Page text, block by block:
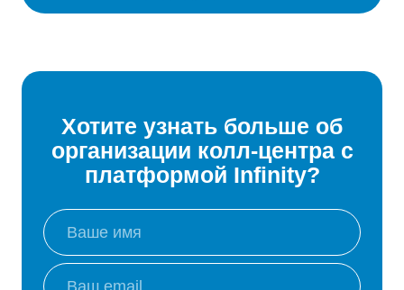
Хотите узнать больше об
организации колл-центра с
платформой Infinity?